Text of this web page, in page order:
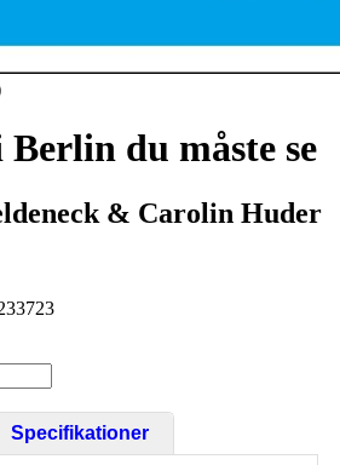
Berlin du måste se
& Carolin Huder
Specifikationer